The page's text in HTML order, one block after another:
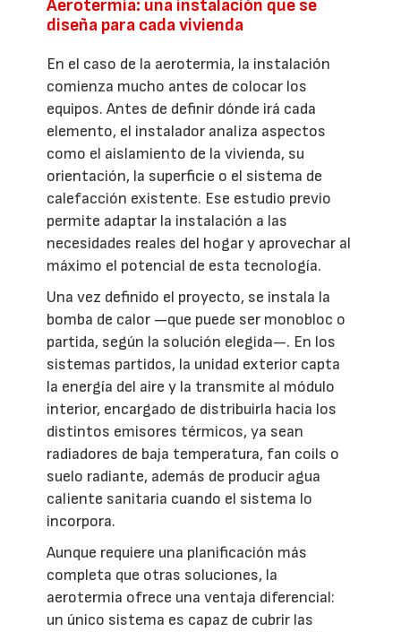
Aerotermia: una instalación que se
diseña para cada vivienda
En el caso de la aerotermia, la instalación
comienza mucho antes de colocar los
equipos. Antes de definir dónde irá cada
elemento, el instalador analiza aspectos
como el aislamiento de la vivienda, su
orientación, la superficie o el sistema de
calefacción existente. Ese estudio previo
permite adaptar la instalación a las
necesidades reales del hogar y aprovechar al
máximo el potencial de esta tecnología.
Una vez definido el proyecto, se instala la
bomba de calor —que puede ser monobloc o
partida, según la solución elegida—. En los
sistemas partidos, la unidad exterior capta
la energía del aire y la transmite al módulo
interior, encargado de distribuirla hacia los
distintos emisores térmicos, ya sean
radiadores de baja temperatura, fan coils o
suelo radiante, además de producir agua
caliente sanitaria cuando el sistema lo
incorpora.
Aunque requiere una planificación más
completa que otras soluciones, la
aerotermia ofrece una ventaja diferencial:
un único sistema es capaz de cubrir las